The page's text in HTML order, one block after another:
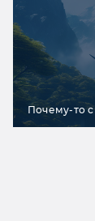
Почему-то с